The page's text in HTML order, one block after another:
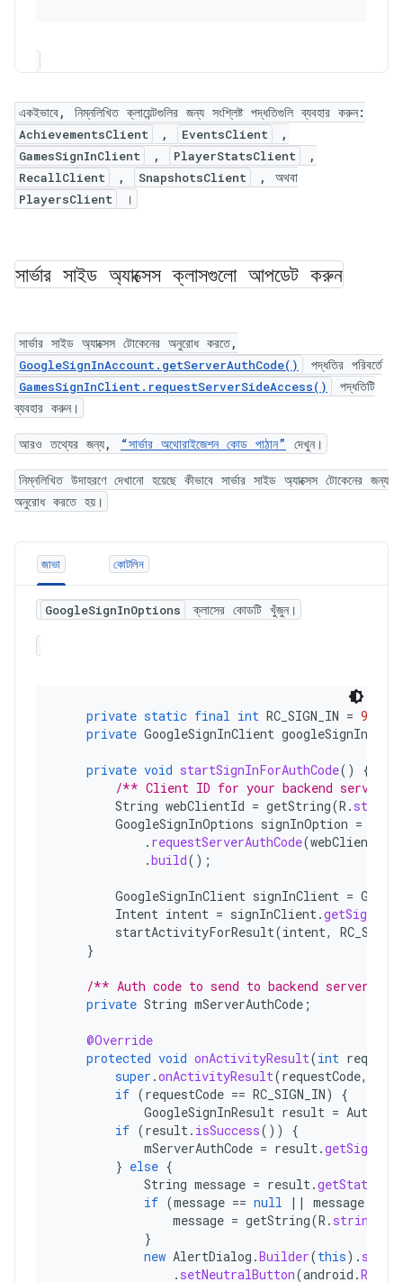
একইভাবে, নিম্নলিখিত ক্লায়েন্টগুলির জন্য সংশ্লিষ্ট পদ্ধতিগুলি ব্যবহার করুন:
AchievementsClient , EventsClient ,
GamesSignInClient , PlayerStatsClient ,
RecallClient , SnapshotsClient , অথবা
PlayersClient ।
সার্ভার সাইড অ্যাক্সেস ক্লাসগুলো আপডেট করুন
সার্ভার সাইড অ্যাক্সেস টোকেনের অনুরোধ করতে,
GoogleSignInAccount.getServerAuthCode() পদ্ধতির পরিবর্তে
GamesSignInClient.requestServerSideAccess()
পদ্ধতিটি
ব্যবহার করুন।
আরও তথ্যের জন্য, “সার্ভার অথোরাইজেশন কোড পাঠান” দেখুন।
নিম্নলিখিত উদাহরণে দেখানো হয়েছে কীভাবে সার্ভার সাইড অ্যাক্সেস টোকেনের জন্য
অনুরোধ করতে হয়।
জাভা কোটলিন
GoogleSignInOptions ক্লাসের কোডটি খুঁজুন।
private static final int RC_SIGN_IN = 9001
private GoogleSignInClient
private void startSignInForAuthCode()
{
/** Client ID for your backend server.
String webClientId = getString(R . string
GoogleSignInOptions signInOption =
. requestServerAuthCode(webClientId
.build();
GoogleSignInClient signInClient =
Intent intent = signInClient.
startActivityForResult(intent,
}
/** Auth code to send to backend server */
private String mServerAuthCode ;
@Override
protected void onActivityResult(int
super .onActivityResult(requestCode,
if (requestCode == RC_SIGN_IN)
{
GoogleSignInResult result = Auth
if (result. isSuccess())
{
mServerAuthCode = result.
} else {
String message = result.getStatus
if (message == null || message
message = getString(R . string
}
new AlertDialog .Builder(this).
. setNeutralButton(android .R